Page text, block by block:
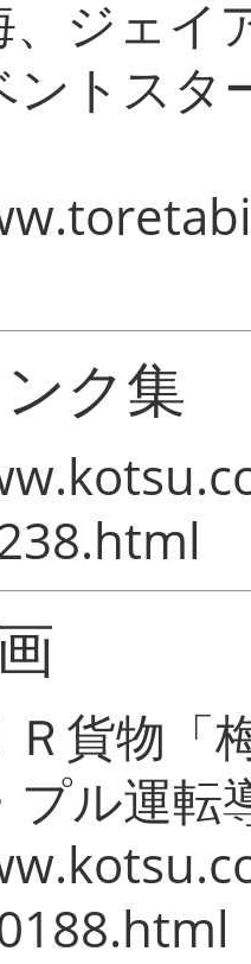
、ジェイ
ントスタ
ク集
貨物「
プル運転